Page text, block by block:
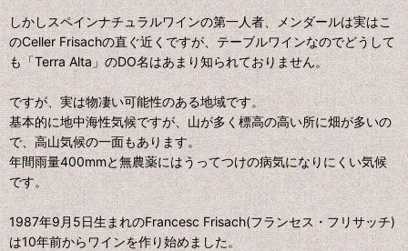
しかしスペインナチュラルワインの第一人者、メンダールは実はこ
のCeller Frisachの直ぐ近くですが、テーブルワインなのでどうして
も「Terra Alta」のDO名はあまり知られておりません。
ですが、実は物凄い可能性のある地域です。
基本的に地中海性気候ですが、山が多く標高の高い所に畑が多いの
で、高山気候の一面もあります。
年間雨量400mmと無農薬にはうってつけの病気になりにくい気候
です。
1987年9月5日生まれのFrancesc Frisach(フランセス・フリサッチ)
は10年前からワインを作り始めました。